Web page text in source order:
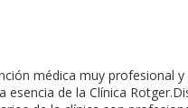
médica muy
de la Clínica